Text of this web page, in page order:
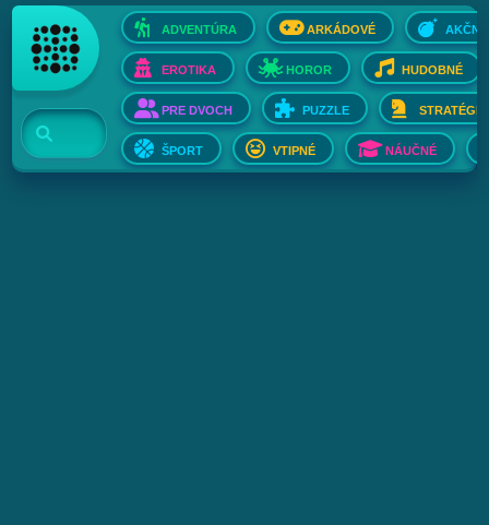
ADVENTÚRA ARKÁDOVÉ AKČNÉ
EROTIKA HOROR HUDOBNÉ
PRE DVOCH PUZZLE STRATÉGIE
ŠPORT VTIPNÉ NÁUČNÉ